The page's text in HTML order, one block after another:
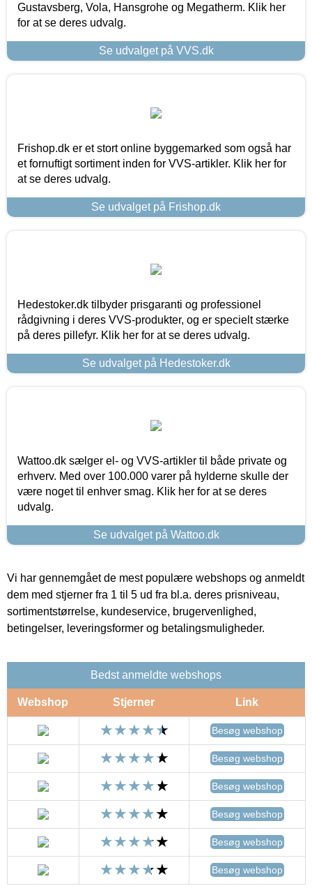
Gustavsberg, Vola, Hansgrohe og Megatherm. Klik her
for at se deres udvalg.
Se udvalget på VVS.dk
Frishop.dk er et stort online byggemarked som også har
et fornuftigt sortiment inden for VVS-artikler. Klik her for
at se deres udvalg.
Se udvalget på Frishop.dk
Hedestoker.dk tilbyder prisgaranti og professionel
rådgivning i deres VVS-produkter, og er specielt stærke
på deres pillefyr. Klik her for at se deres udvalg.
Se udvalget på Hedestoker.dk
Wattoo.dk sælger el- og VVS-artikler til både private og
erhverv. Med over 100.000 varer på hylderne skulle der
være noget til enhver smag. Klik her for at se deres
udvalg.
Se udvalget på Wattoo.dk
Vi har gennemgået de mest populære webshops og anmeldt
dem med stjerner fra 1 til 5 ud fra bl.a. deres prisniveau,
sortimentstørrelse, kundeservice, brugervenlighed,
betingelser, leveringsformer og betalingsmuligheder.
Bedst anmeldte webshops
Webshop Stjerner Link
Besøg webshop
Besøg webshop
Besøg webshop
Besøg webshop
Besøg webshop
Besøg webshop